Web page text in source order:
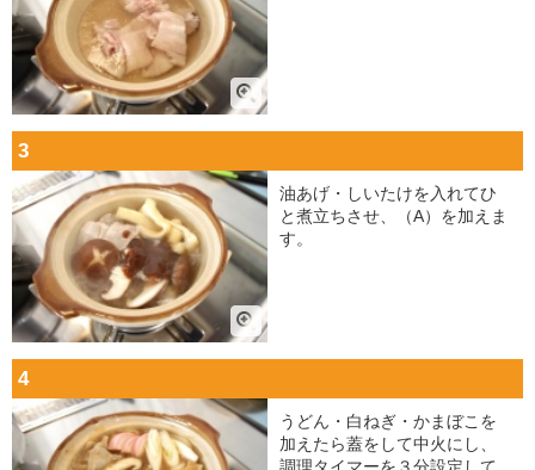
3
油あげ・しいたけを入れてひ
と煮立ちさせ、（A）を加えま
す。
4
うどん・白ねぎ・かまぼこを
加えたら蓋をして中火にし、